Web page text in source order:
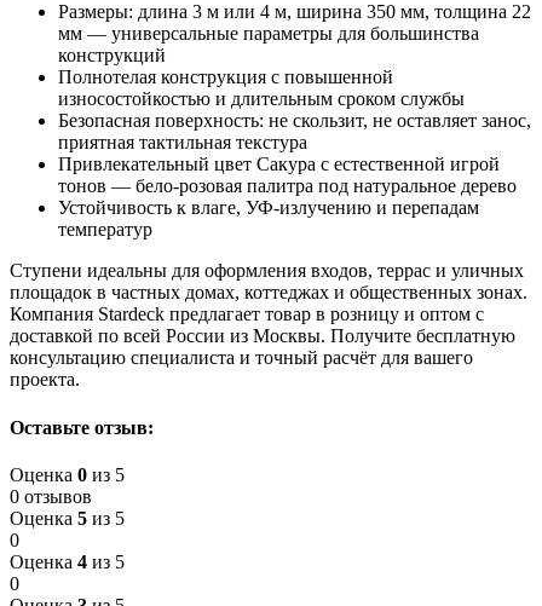
Размеры: длина 3 м или 4 м, ширина 350 мм, толщина 22
мм — универсальные параметры для большинства
конструкций
Полнотелая конструкция с повышенной
износостойкостью и длительным сроком службы
Безопасная поверхность: не скользит, не оставляет занос,
приятная тактильная текстура
Привлекательный цвет Сакура с естественной игрой
тонов — бело-розовая палитра под натуральное дерево
Устойчивость к влаге, УФ-излучению и перепадам
температур
Ступени идеальны для оформления входов, террас и уличных
площадок в частных домах, коттеджах и общественных зонах.
Компания Stardeck предлагает товар в розницу и оптом с
доставкой по всей России из Москвы. Получите бесплатную
консультацию специалиста и точный расчёт для вашего
проекта.
Оставьте отзыв:
Оценка 0 из 5
0 отзывов
Оценка 5 из 5
0
Оценка 4 из 5
0